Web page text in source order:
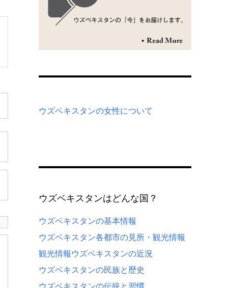
ウズベキスタンの女性について
ウズベキスタンはどんな国？
ウズベキスタンの基本情報
ウズベキスタン各都市の見所・観光情報
観光情報 ウズベキスタンの近況
ウズベキスタンの民族と歴史